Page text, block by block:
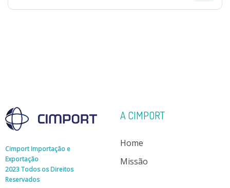
Cimport Importação e
Exportação
2023 Todos os Direitos
Reservados
A CIMPORT
Home
Missão